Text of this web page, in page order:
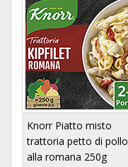
Knorr Piatto misto
trattoria petto di pollo
alla romana 250g